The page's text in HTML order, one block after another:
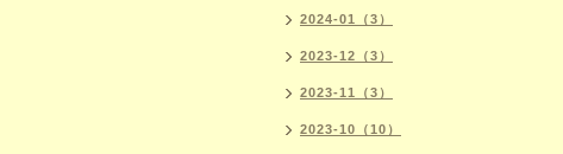
2024-01（3）
2023-12（3）
2023-11（3）
2023-10（10）